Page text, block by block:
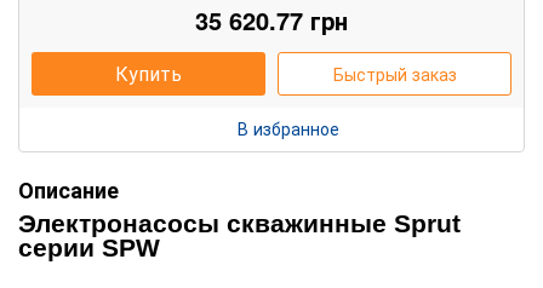
35 620.77 грн
Купить Быстрый заказ
В избранное
Описание
Электронасосы скважинные Sprut
серии SPW